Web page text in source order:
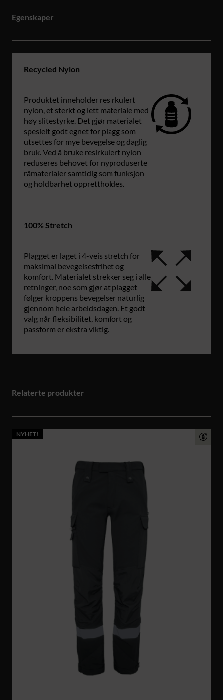
Egenskaper
Recycled Nylon
Produktet inneholder resirkulert
nylon, et sterkt og lett materiale med
høy slitestyrke. Det gjør materialet
spesielt godt egnet for plagg som
utsettes for mye bevegelse og daglig
bruk. Ved å bruke resirkulert nylon
reduseres behovet for nyproduserte
råmaterialer samtidig som funksjon
og holdbarhet opprettholdes.
100% Stretch
Plagget er laget i 4-veis stretch for
maksimal bevegelsesfrihet og
komfort. Materialet strekker seg i alle
retninger, noe som gjør at plagget
følger kroppens bevegelser naturlig
gjennom hele arbeidsdagen. Et godt
valg når fleksibilitet, komfort og
passform er ekstra viktig.
Relaterte produkter
NYHET!